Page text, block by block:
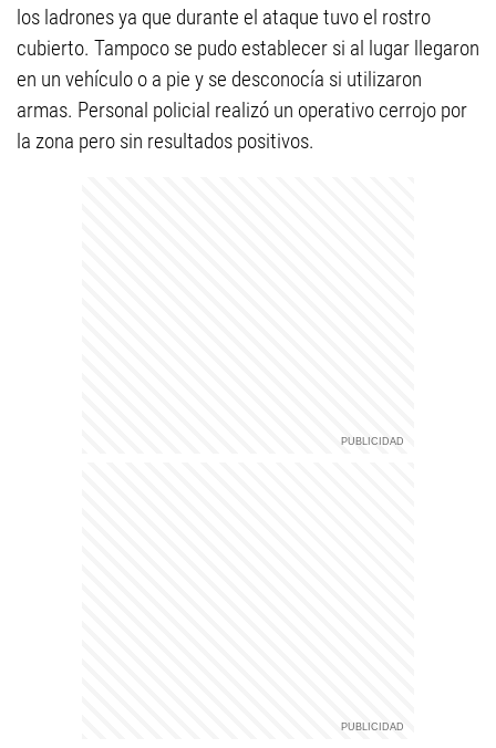
los ladrones ya que durante el ataque tuvo el rostro
cubierto. Tampoco se pudo establecer si al lugar llegaron
en un vehículo o a pie y se desconocía si utilizaron
armas. Personal policial realizó un operativo cerrojo por
la zona pero sin resultados positivos.